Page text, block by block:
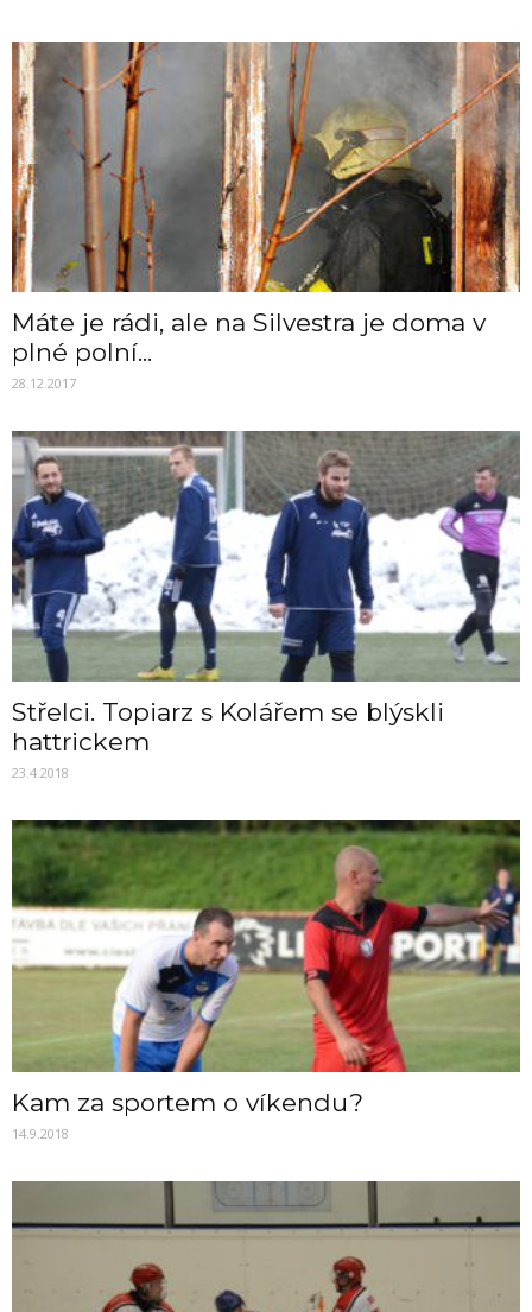
Máte je rádi, ale na Silvestra je doma v
plné polní...
28.12.2017
Střelci. Topiarz s Kolářem se blýskli
hattrickem
23.4.2018
Kam za sportem o víkendu?
14.9.2018